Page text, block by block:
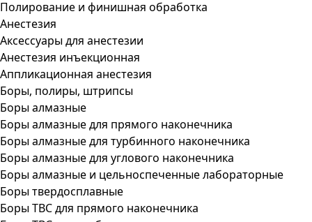
Полирование и финишная обработка
Анестезия
Аксессуары для анестезии
Анестезия инъекционная
Аппликационная анестезия
Боры, полиры, штрипсы
Боры алмазные
Боры алмазные для прямого наконечника
Боры алмазные для турбинного наконечника
Боры алмазные для углового наконечника
Боры алмазные и цельноспеченные лабораторные
Боры твердосплавные
Боры ТВС для прямого наконечника